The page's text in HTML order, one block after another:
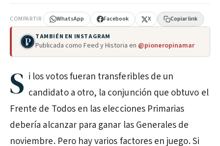
COMPARTIR WhatsApp Facebook X Copiar link
TAMBIÉN EN INSTAGRAM
Publicada como Feed y Historia en @pioneropinamar
S i los votos fueran transferibles de un
candidato a otro, la conjunción que obtuvo el
Frente de Todos en las elecciones Primarias
debería alcanzar para ganar las Generales de
noviembre. Pero hay varios factores en juego. Si